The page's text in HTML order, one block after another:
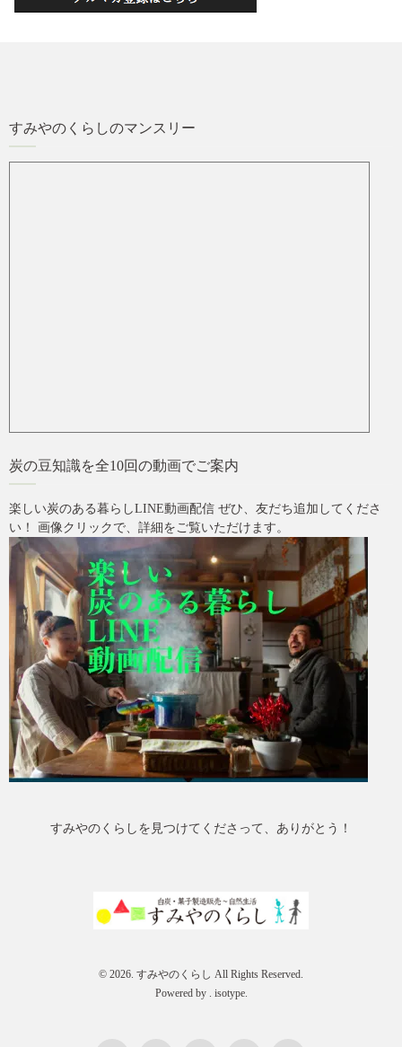
すみやのくらしのマンスリー
炭の豆知識を全10回の動画でご案内
楽しい炭のある暮らしLINE動画配信 ぜひ、友だち追加してくださ
い！ 画像クリックで、詳細をご覧いただけます。
すみやのくらしを見つけてくださって、ありがとう！
© 2026. すみやのくらし All Rights Reserved.
Powered by . isotype.